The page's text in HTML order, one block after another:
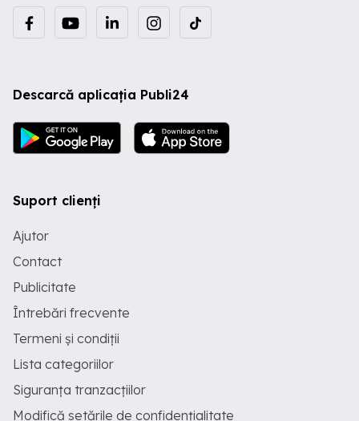
Descarcă aplicația Publi24
Suport clienți
Ajutor
Contact
Publicitate
Întrebări frecvente
Termeni și condiții
Lista categoriilor
Siguranța tranzacțiilor
Modifică setările de confidențialitate